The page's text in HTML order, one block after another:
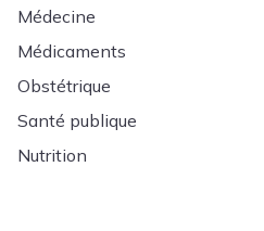
Médecine
Médicaments
Obstétrique
Santé publique
Nutrition